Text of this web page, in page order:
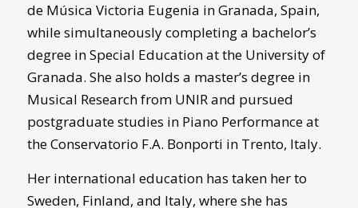
de Música Victoria Eugenia in Granada, Spain,
while simultaneously completing a bachelor’s
degree in Special Education at the University of
Granada. She also holds a master’s degree in
Musical Research from UNIR and pursued
postgraduate studies in Piano Performance at
the Conservatorio F.A. Bonporti in Trento, Italy.
Her international education has taken her to
Sweden, Finland, and Italy, where she has